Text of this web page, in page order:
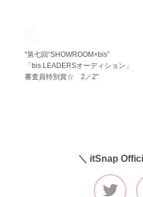
6.5
"第七回“SHOWROOM×bis”
「bis LEADERSオーディション」
審査員特別賞☆ 2／2"
＼ itSnap